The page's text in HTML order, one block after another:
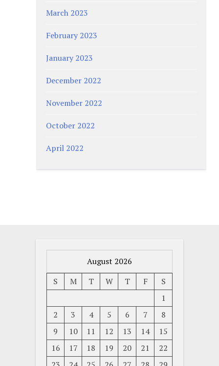
March 2023
February 2023
January 2023
December 2022
November 2022
October 2022
April 2022
August 2026
S
M T W T F
S
1
2
3 4 5 6 7
8
9
10 11 12 13 14
15
16
17 18 19 20 21
22